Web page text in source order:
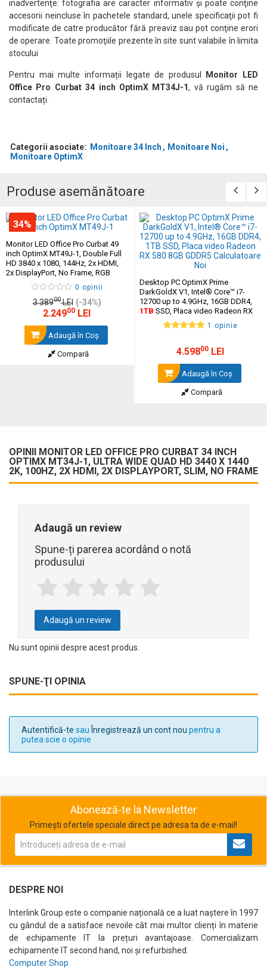
inadvertenţe: fotografia are caracter informativ şi poate conţine
accesorii neincluse în pachetele standard, unele specificaţii pot fi
modificate de catre producător fără preaviz sau pot conţine erori
de operare. Toate promoţiile prezente în site sunt valabile în limita
stocului
Pentru mai multe informații legate de produsul
Monitor LED
Office Pro Curbat 34 inch OptimX MT34J-1, vă rugăm să ne
contactați.
Categorii asociate: Monitoare 34 Inch
Monitoare Noi
Monitoare OptimX
Produse asemănătoare
34%
Monitor LED Office Pro Curbat 49
inch OptimX MT49J-1, Double Full
HD 3840 x 1080, 144Hz, 2x HDMI,
2x DisplayPort, No Frame, RGB
0 opinii
3.38900LEI (-34%)
2.24900 LEI
Adaugă în Coş
Compară
Desktop PC OptimX Prime
DarkGoldX V1, Intel® Core™ i7-
12700 up to 4.9GHz, 16GB DDR4,
1TB SSD, Placa video Radeon RX
580 8GB GDDR5
1 opinie
4.59800 LEI
Adaugă în Coş
Compară
OPINII MONITOR LED OFFICE PRO CURBAT 34 INCH
OPTIMX MT34J-1, ULTRA WIDE QUAD HD 3440 X 1440
2K, 100HZ, 2X HDMI, 2X DISPLAYPORT, SLIM, NO FRAME
Adaugă un review
Spune-ți parerea acordând o notă
produsului
Adaugă un review
Nu sunt opinii despre acest produs.
SPUNE-ŢI OPINIA
Autentifică-te sau Înregistrează un cont nou pentru a
putea scie o opinie
Abonează-te la Newsletter
Primești ofertele speciale direct pe adresa ta de e-mail!
DESPRE NOI
Interlink Group este o companie națională ce a luat naștere în 1997
cu gândul de a satisface nevoile cât mai multor clienți în materie
de echipamente IT la prețuri avantajoase. Comercializam
echipamente IT second hand, noi și refurbished.
Computer Shop